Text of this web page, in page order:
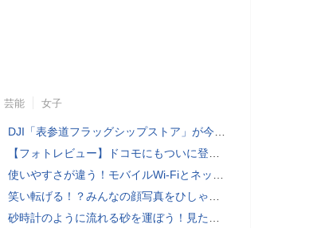
芸能 女子
DJI「表参道フラッグシップストア」が今秋にオープン 蔦屋家電＋ではOsmo Pocket 4P「パールホワイト」が初公開
【フォトレビュー】ドコモにもついに登場！「サイクロイドスタイル」
使いやすさが違う！モバイルWi-FiとネットHDD【PC-DIY 秋の陣】
笑い転げる！？みんなの顔写真をひしゃげて遊べるカメラアプリ「笑う野口」【Androidアプリ】
砂時計のように流れる砂を運ぼう！見た目も綺麗な新感覚ゲーム「Sand Slides」【iPhoneアプリ】